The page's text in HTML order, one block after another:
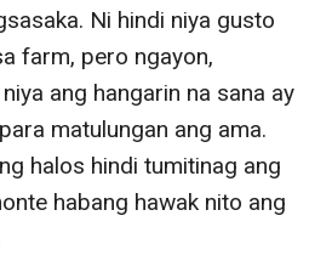
Ni hindi niya gusto
farm, pero ngayon,
ang hangarin na sana ay
matulungan ang ama.
halos hindi tumitinag ang
habang hawak nito ang